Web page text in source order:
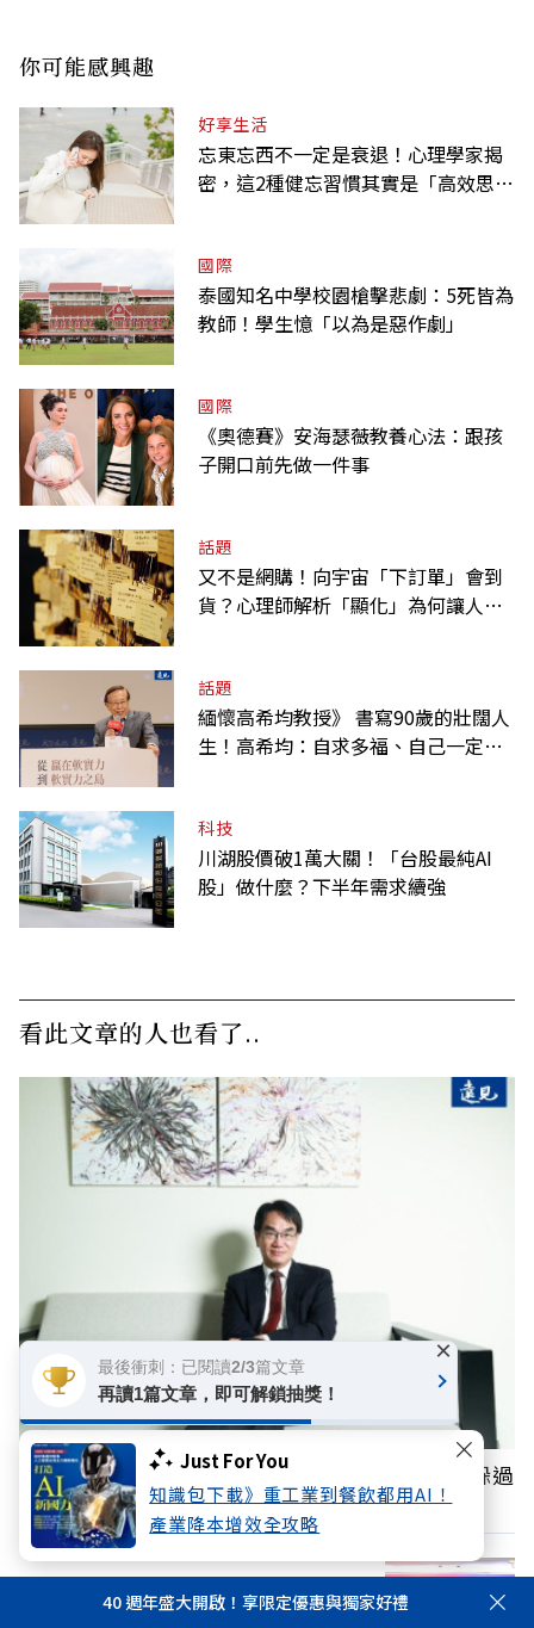
Just For You
知識包下載》重工業到餐飲都用AI！
產業降本增效全攻略
你可能感興趣
好享生活
忘東忘西不一定是衰退！心理學家揭
密，這2種健忘習慣其實是「高效思
國際
泰國知名中學校園槍擊悲劇：5死皆為
教師！學生憶「以為是惡作劇」
國際
《奧德賽》安海瑟薇教養心法：跟孩
子開口前先做一件事
話題
又不是網購！向宇宙「下訂單」會到
貨？心理師解析「顯化」為何讓人無
話題
緬懷高希均教授》 書寫90歲的壯闊人
生！高希均：自求多福、自己一定要
科技
川湖股價破1萬大關！「台股最純AI
股」做什麼？下半年需求續強
看此文章的人也看了..
台灣年輕人前途較抗跌？林宜敬：半導體剛好躲過
AI取代
「永遠懷念高教授！」陳其邁、張善政、
盧秀燕、黃敏惠等縣市長發文弔唁高希均
40 週年盛大開啟！享限定優惠與獨家好禮
最後衝刺：已閱讀2/3篇文章
再讀1篇文章，即可解鎖抽獎！
×